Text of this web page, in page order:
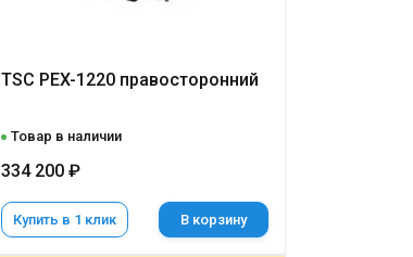
TSC PEX-1220 правосторонний
Товар в наличии
334 200 ₽
Купить в 1 клик В корзину